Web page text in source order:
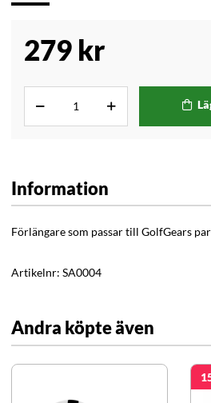
279 kr
Information
Förlängare som passar till GolfGears
Artikelnr: SA0004
Andra köpte även